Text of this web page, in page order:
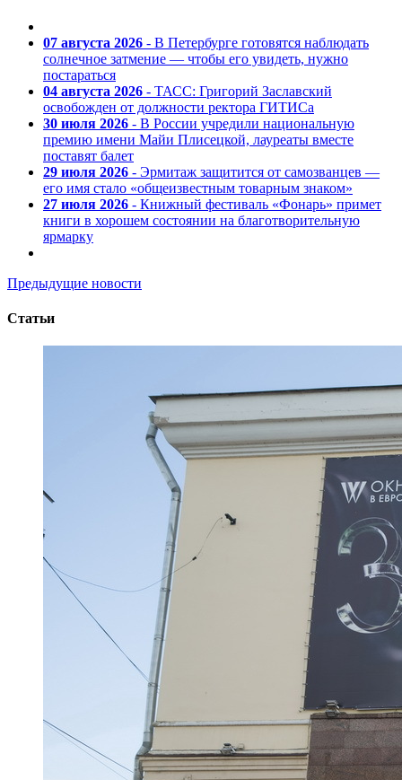
07 августа 2026 - В Петербурге готовятся наблюдать
солнечное затмение — чтобы его увидеть, нужно
постараться
04 августа 2026 - ТАСС: Григорий Заславский
освобожден от должности ректора ГИТИСа
30 июля 2026 - В России учредили национальную
премию имени Майи Плисецкой, лауреаты вместе
поставят балет
29 июля 2026 - Эрмитаж защитится от самозванцев —
его имя стало «общеизвестным товарным знаком»
27 июля 2026 - Книжный фестиваль «Фонарь» примет
книги в хорошем состоянии на благотворительную
ярмарку
Предыдущие новости
Статьи